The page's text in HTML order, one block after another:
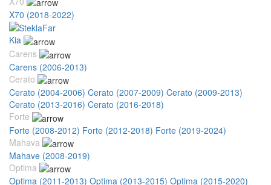
X70 (2018-2022)
Kia
Carens
Carens (2006-2013)
Cerato
Cerato (2004-2006) Cerato (2007-2009) Cerato (2009-2013)
Cerato (2013-2016) Cerato (2016-2018)
Forte
Forte (2008-2012) Forte (2012-2018) Forte (2019-2024)
Mahava
Mahave (2008-2019)
Optima
Optima (2011-2013) Optima (2013-2015) Optima (2015-2020)